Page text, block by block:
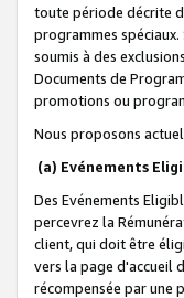
toute période décrite
programmes
soumis à des
Documents de
promotions ou
Nous proposons
(a) Evénements
Des Evénements
percevrez la
client, qui doit être
vers la page d'accueil
récompensée par une